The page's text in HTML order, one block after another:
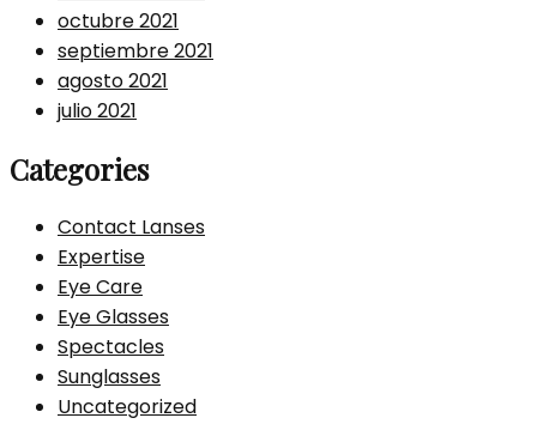
octubre 2021
septiembre 2021
agosto 2021
julio 2021
Categories
Contact Lanses
Expertise
Eye Care
Eye Glasses
Spectacles
Sunglasses
Uncategorized